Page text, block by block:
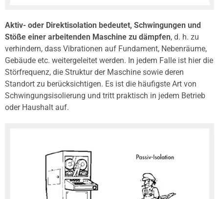
Aktiv- oder Direktisolation bedeutet, Schwingungen und
Stöße einer arbeitenden Maschine zu dämpfen, d. h. zu
verhindern, dass Vibrationen auf Fundament, Nebenräume,
Gebäude etc. weitergeleitet werden. In jedem Falle ist hier die
Störfrequenz, die Struktur der Maschine sowie deren
Standort zu berücksichtigen. Es ist die häufigste Art von
Schwingungsisolierung und tritt praktisch in jedem Betrieb
oder Haushalt auf.